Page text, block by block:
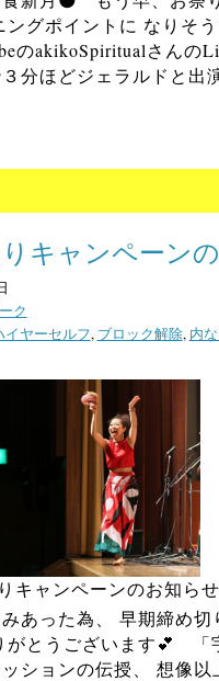
ングポイントに なりそ
のakikoSpiritualさんの
分ほどジェラルドと出
キャンペーン
ク
イヤーセルフ, ブロック解除, 内
キャンペーンのお知ら
あった為、 早期締め切
がとうございます💕 「
ションの伝授、 想像以